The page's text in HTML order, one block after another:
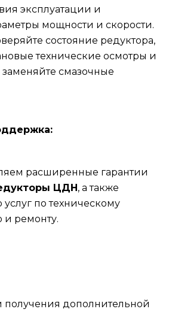
эксплуатации и
мощности и скорости.
состояние редуктора,
технические осмотры и
смазочные
расширенные гарантии
ЦДН, а также
по техническому
ремонту.
получения дополнительной